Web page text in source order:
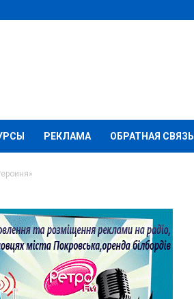
РЕКЛАМА ОБРАТНАЯ СВЯЗЬ